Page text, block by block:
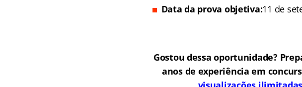
Data da prova objetiva:11 de
Gostou dessa oportunidade?
anos de experiência em